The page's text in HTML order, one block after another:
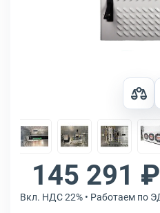
145 291 ₽
Вкл. НДС 22% • Работаем по